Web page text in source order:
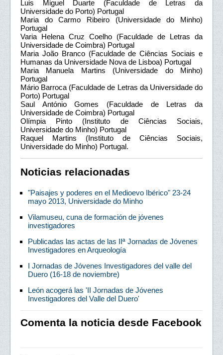
Luis Miguel Duarte (Faculdade de Letras da
Universidade do Porto) Portugal
Maria do Carmo Ribeiro (Universidade do Minho)
Portugal
Varia Helena Cruz Coelho (Faculdade de Letras da
Universidade de Coimbra) Portugal
Maria João Branco (Faculdade de Ciências Sociais e
Humanas da Universidade Nova de Lisboa) Portugal
Maria Manuela Martins (Universidade do Minho)
Portugal
Mário Barroca (Faculdade de Letras da Universidade do
Porto) Portugal
Saul António Gomes (Faculdade de Letras da
Universidade de Coimbra) Portugal
Olímpia Pinto (Instituto de Ciências Sociais,
Universidade do Minho) Portugal
Raquel Martins (Instituto de Ciências Sociais,
Universidade do Minho) Portugal.
Noticias relacionadas
"Paisajes y poderes en el Medioevo Ibérico" 23-24
mayo 2013, Universidade do Minho
Vilamuseu, cuna de formación de jóvenes
investigadores
Publicadas las actas de las IIª Jornadas de Jóvenes
Investigadores en Arqueología
I Jornadas de Jóvenes Investigadores del valle del
Duero (16-18 de noviembre)
León acogerá las 'II Jornadas de Jóvenes
Investigadores del Valle del Duero'
Comenta la noticia desde Facebook